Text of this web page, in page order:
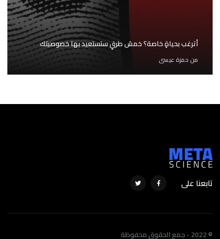
أترغب بحياةٍ خاصة؟ خمسُ طرقٍ ستستعيد بها خصوصيتك
من حمزة عيسى
تابعنا على
© 2022 - جمع الحقوق محفوظة